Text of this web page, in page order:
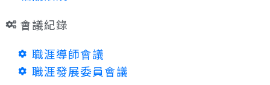
會議紀錄
職涯導師會議
職涯發展委員會議